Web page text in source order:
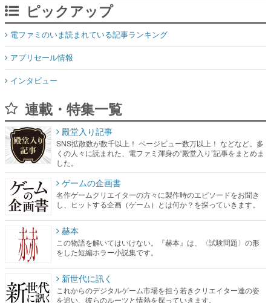
ピックアップ
電ファミのいま読まれている記事ランキング
アプリセール情報
インタビュー
連載・特集一覧
殿堂入り記事
SNS拡散数が数千以上！ ページビュー数万以上！ などなど。多
くの人々に読まれた、電ファミ渾身の“殿堂入り”記事をまとめま
した。
ゲームの企画書
名作ゲームクリエイターの方々に製作時のエピソードをお聞き
し、ヒットする企画（ゲーム）とは何か？を探っていきます。
赫本
この物語を解いてはいけない。『赫本』は、〈試験問題〉の形
をした短編ホラー小説集です。
新世代に訊く
これからのデジタルゲーム市場を担う若きクリエイター達の姿
を追い、彼らのルーツと情熱を探っていきます。